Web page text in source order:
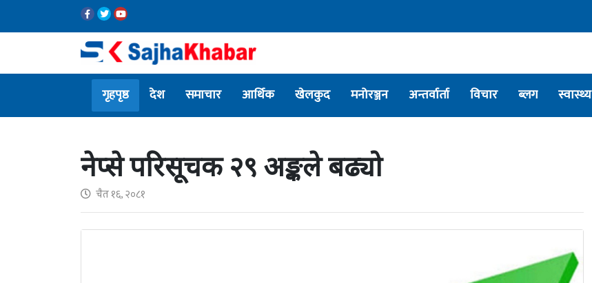
गृहपृष्ठ देश समाचार आर्थिक खेलकुद मनोरञ्जन अन्तर्वार्ता विचार ब्लग स्वास्थ्य
नेप्से परिसूचक २९ अङ्कले बढ्यो
चैत १६, २०८१